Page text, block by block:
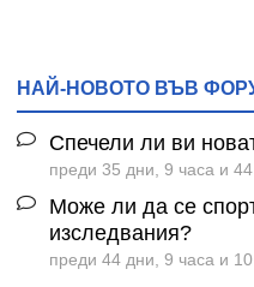
НАЙ-НОВОТО ВЪВ
Спечели ли ви
преди 35 дни, 9 часа и 44
Може ли да се
изследвания?
преди 44 дни, 9 часа и 10